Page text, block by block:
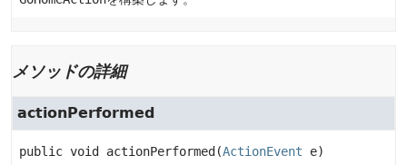
メソッドの詳細
actionPerformed
public void actionPerformed (ActionEvent e)